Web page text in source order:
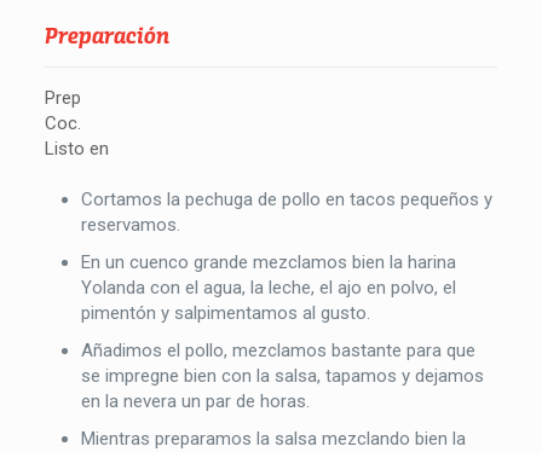
Preparación
Prep
Coc.
Listo en
Cortamos la pechuga de pollo en tacos pequeños y
reservamos.
En un cuenco grande mezclamos bien la harina
Yolanda con el agua, la leche, el ajo en polvo, el
pimentón y salpimentamos al gusto.
Añadimos el pollo, mezclamos bastante para que
se impregne bien con la salsa, tapamos y dejamos
en la nevera un par de horas.
Mientras preparamos la salsa mezclando bien la